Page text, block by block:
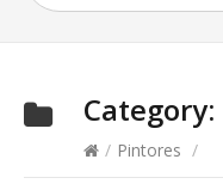
Category:
/ Pintores /